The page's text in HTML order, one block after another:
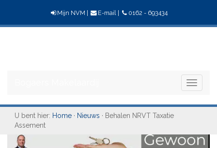
Mijn NVM E-mail| 0162 - 693434
Toggle
U bent hier: Home · Nieuws · Behalen NRVT Taxatie
Assement